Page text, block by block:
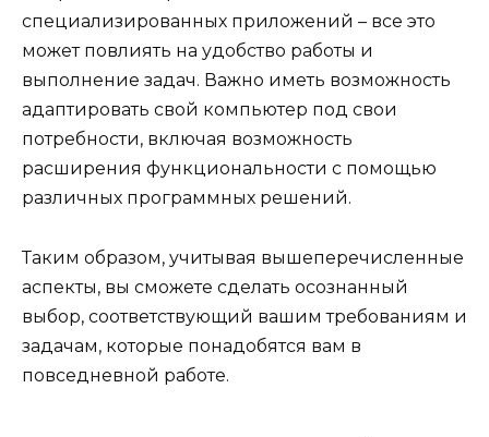
специализированных приложений – все это
может повлиять на удобство работы и
выполнение задач. Важно иметь возможность
адаптировать свой компьютер под свои
потребности, включая возможность
расширения функциональности с помощью
различных программных решений.
Таким образом, учитывая вышеперечисленные
аспекты, вы сможете сделать осознанный
выбор, соответствующий вашим требованиям и
задачам, которые понадобятся вам в
повседневной работе.